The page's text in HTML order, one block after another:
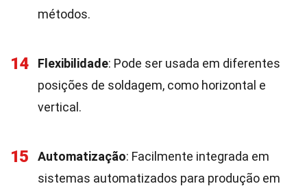
métodos.
14 Flexibilidade: Pode ser usada em diferentes
posições de soldagem, como horizontal e
vertical.
15 Automatização: Facilmente integrada em
sistemas automatizados para produção em